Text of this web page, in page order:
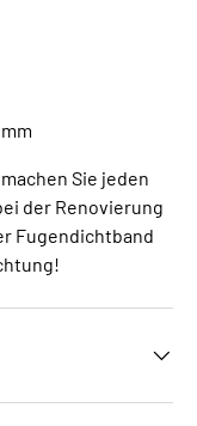
Sie jeden
der Renovierung
Fugendichtband